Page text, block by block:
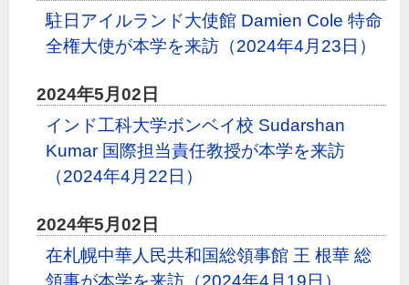
駐日アイルランド大使館 Damien Cole 特命
全権大使が本学を来訪（2024年4月23日）
2024年5月02日
インド工科大学ボンベイ校 Sudarshan
Kumar 国際担当責任教授が本学を来訪
（2024年4月22日）
2024年5月02日
在札幌中華人民共和国総領事館 王 根華 総
領事が本学を来訪（2024年4月19日）